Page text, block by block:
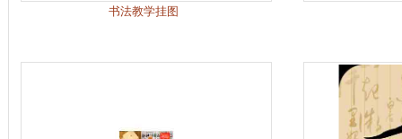
书法教学挂图